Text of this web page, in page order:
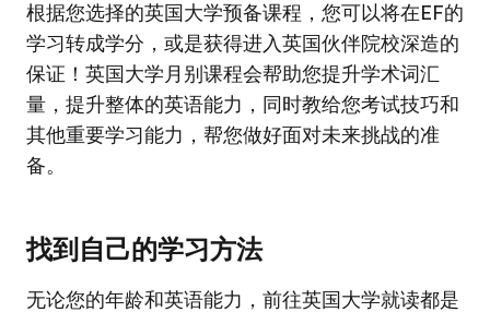
根据您选择的英国大学预备课程，您可以将在EF的
学习转成学分，或是获得进入英国伙伴院校深造的
保证！英国大学月别课程会帮助您提升学术词汇
量，提升整体的英语能力，同时教给您考试技巧和
其他重要学习能力，帮您做好面对未来挑战的准
备。
找到自己的学习方法
无论您的年龄和英语能力，前往英国大学就读都是